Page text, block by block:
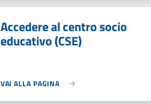
Accedere al centro socio
educativo (CSE)
VAI ALLA PAGINA